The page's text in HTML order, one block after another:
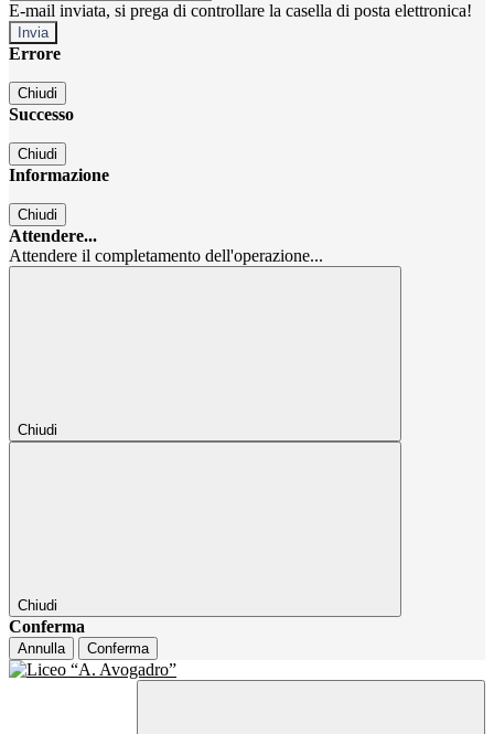
E-mail inviata, si prega di controllare la casella di posta elettronica!
Errore
Chiudi
Successo
Chiudi
Informazione
Chiudi
Attendere...
Attendere il completamento dell'operazione...
Chiudi
Chiudi
Conferma
Annulla Conferma